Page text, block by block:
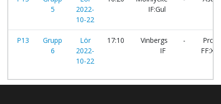
5
2022-
10-22
IF:Gul
P13
Grupp
6
Lör
2022-
10-22
17:10
Vinbergs
IF
-
FF:X